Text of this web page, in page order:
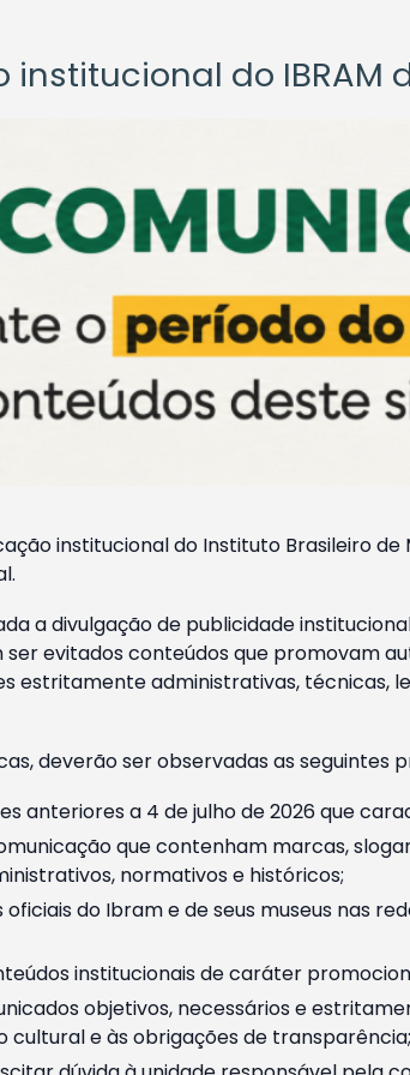
do IBRAM
institucional do Instituto Brasileiro
a divulgação de publicidade
evitados conteúdos que promovam
estritamente administrativas, técnicas,
deverão ser observadas as seguintes
anteriores a 4 de julho de 2026 que
que contenham marcas,
normativos e históricos;
do Ibram e de seus museus nas
institucionais de caráter
objetivos, necessários e
e às obrigações de transparência;